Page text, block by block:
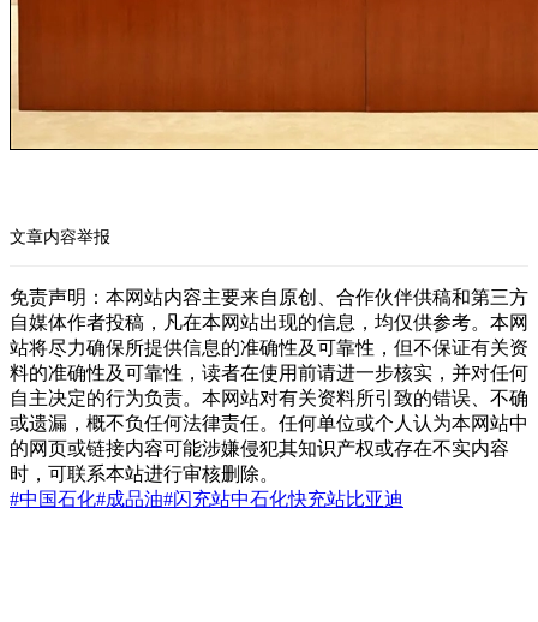
文章内容举报
免责声明：本网站内容主要来自原创、合作伙伴供稿和第三方
自媒体作者投稿，凡在本网站出现的信息，均仅供参考。本网
站将尽力确保所提供信息的准确性及可靠性，但不保证有关资
料的准确性及可靠性，读者在使用前请进一步核实，并对任何
自主决定的行为负责。本网站对有关资料所引致的错误、不确
或遗漏，概不负任何法律责任。任何单位或个人认为本网站中
的网页或链接内容可能涉嫌侵犯其知识产权或存在不实内容
时，可联系本站进行审核删除。
#中国石化#成品油#闪充站中石化快充站比亚迪